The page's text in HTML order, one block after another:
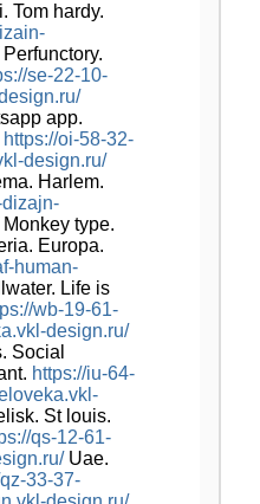
Tom hardy.
se-22-10-
app.
https://oi-58-32-
design.ru/
Harlem.
dizajn-
type.
Europa.
human-
Life is
wb-19-61-
design.ru/
Social
https://iu-64-
St louis.
qs-12-61-
Uae.
33-37-